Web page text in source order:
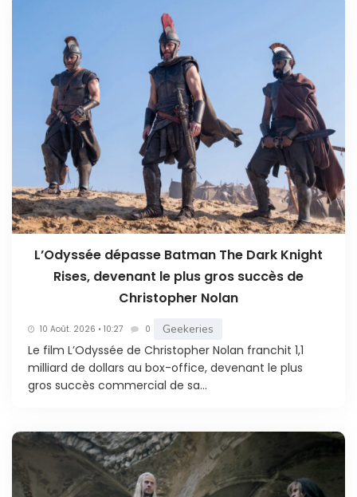
L’Odyssée dépasse Batman The Dark Knight
Rises, devenant le plus gros succès de
Christopher Nolan
10 Août. 2026 • 10:27 0 Geekeries
Le film L’Odyssée de Christopher Nolan franchit 1,1
milliard de dollars au box-office, devenant le plus
gros succès commercial de sa...